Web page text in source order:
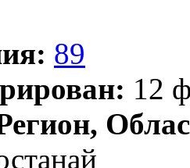
89
12